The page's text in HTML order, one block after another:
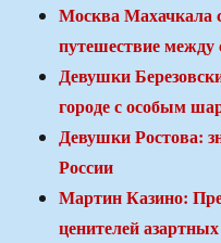
Москва Махачкала
путешествие между
Девушки
городе с особым
Девушки Ростова:
России
Мартин Казино:
ценителей